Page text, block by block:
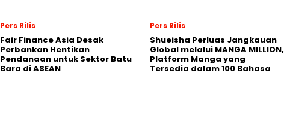
Pers Rilis
Fair Finance Asia Desak
Perbankan Hentikan
Pendanaan untuk Sektor Batu
Bara di ASEAN
Pers Rilis
Shueisha Perluas Jangkauan
Global melalui MANGA MILLION,
Platform Manga yang
Tersedia dalam 100 Bahasa